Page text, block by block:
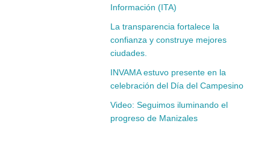
Información (ITA)
La transparencia fortalece la
confianza y construye mejores
ciudades.
INVAMA estuvo presente en la
celebración del Día del Campesino
Video: Seguimos iluminando el
progreso de Manizales